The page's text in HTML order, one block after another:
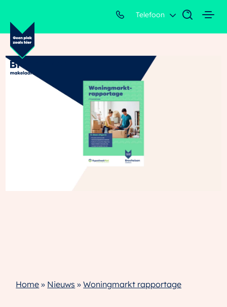
Telefoon
Home » Nieuws »Woningmarkt rapportage